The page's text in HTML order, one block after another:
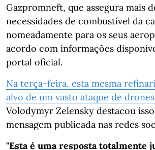
Gazpromneft, que assegura mais
necessidades de combustível da
nomeadamente para os seus
acordo com informações
portal oficial.
Na terça-feira, esta mesma
alvo de um vasto ataque de
Volodymyr Zelensky destacou
mensagem publicada nas redes
"Esta é uma resposta totalmente